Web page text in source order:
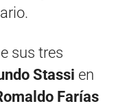
sus tres
Stassi en
Farías